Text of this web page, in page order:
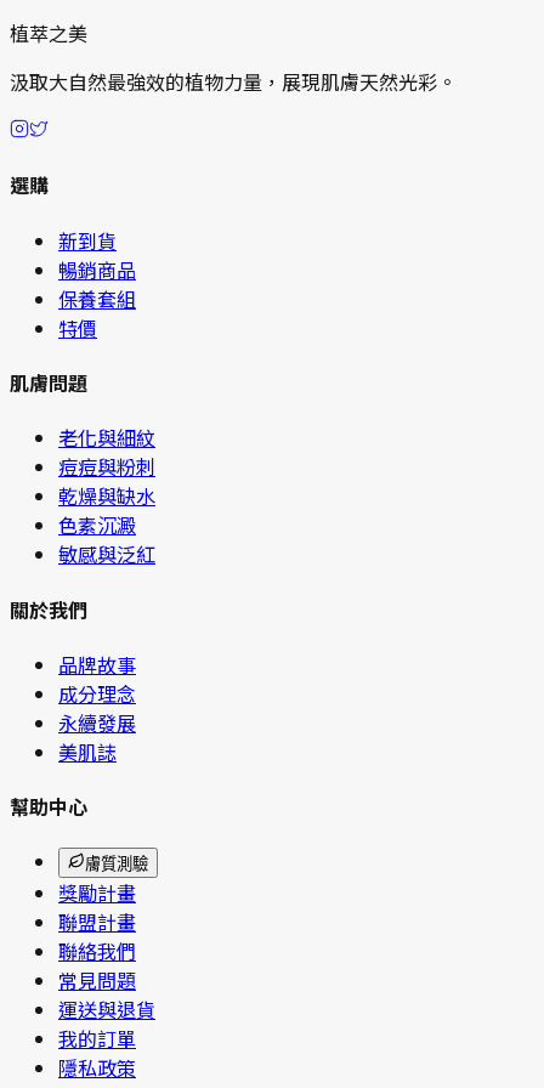
植萃之美
汲取大自然最強效的植物力量，展現肌膚天然光彩。
選購
新到貨
暢銷商品
保養套組
特價
肌膚問題
老化與細紋
痘痘與粉刺
乾燥與缺水
色素沉澱
敏感與泛紅
關於我們
品牌故事
成分理念
永續發展
美肌誌
幫助中心
膚質測驗
獎勵計畫
聯盟計畫
聯絡我們
常見問題
運送與退貨
我的訂單
隱私政策